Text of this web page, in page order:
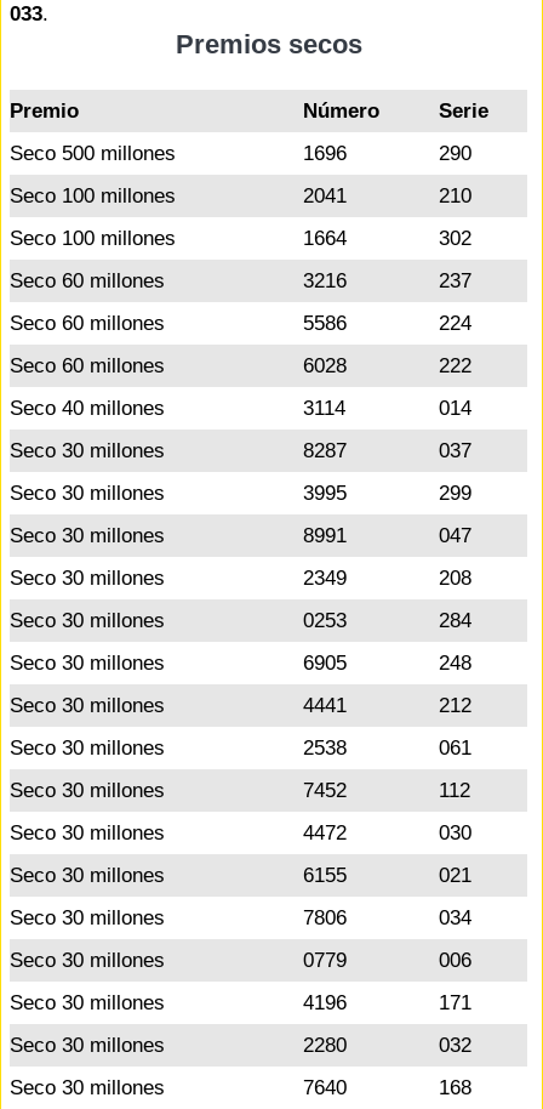
033.
Premios secos
Premio Número
Serie
Seco 500 millones
1696
290
Seco 100 millones
2041
210
Seco 100 millones
1664
302
Seco 60 millones
3216
237
Seco 60 millones
5586
224
Seco 60 millones
6028
222
Seco 40 millones
3114
014
Seco 30 millones
8287
037
Seco 30 millones
3995
299
Seco 30 millones
8991
047
Seco 30 millones
2349
208
Seco 30 millones
0253
284
Seco 30 millones
6905
248
Seco 30 millones
4441
212
Seco 30 millones
2538
061
Seco 30 millones
7452
112
Seco 30 millones
4472
030
Seco 30 millones
6155
021
Seco 30 millones
7806
034
Seco 30 millones
0779
006
Seco 30 millones
4196
171
Seco 30 millones
2280
032
Seco 30 millones
7640
168